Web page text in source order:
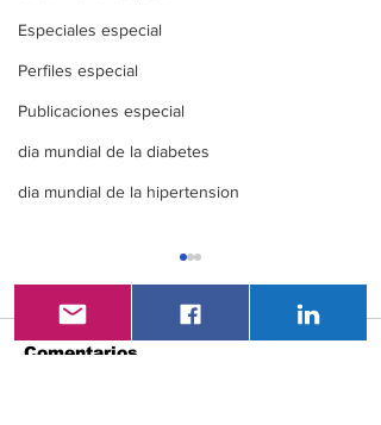
Especiales especial
Perfiles especial
Publicaciones especial
dia mundial de la diabetes
dia mundial de la hipertension
Comentarios